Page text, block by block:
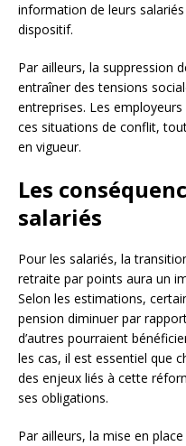
information de leurs
dispositif.
Par ailleurs, la suppression
entraîner des tensions
entreprises. Les
ces situations de conflit,
en vigueur.
Les
salariés
Pour les salariés, la
retraite par points aura un
Selon les estimations,
pension diminuer par
d’autres pourraient
les cas, il est essentiel que
des enjeux liés à cette
ses obligations.
Par ailleurs, la mise en